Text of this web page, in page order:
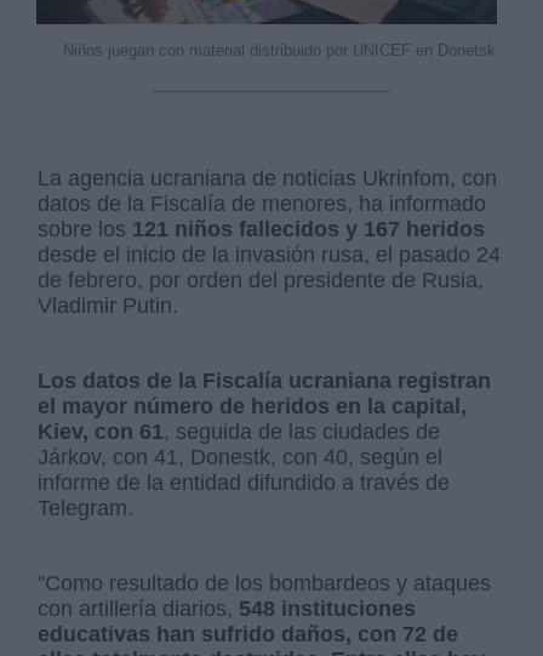
Niños juegan con material distribuido por UNICEF en Donetsk
La agencia ucraniana de noticias Ukrinfom, con
datos de la Fiscalía de menores, ha informado
sobre los 121 niños fallecidos y 167 heridos
desde el inicio de la invasión rusa, el pasado 24
de febrero, por orden del presidente de Rusia,
Vladimir Putin.
Los datos de la Fiscalía ucraniana registran
el mayor número de heridos en la capital,
Kiev, con 61, seguida de las ciudades de
Járkov, con 41, Donestk, con 40, según el
informe de la entidad difundido a través de
Telegram.
"Como resultado de los bombardeos y ataques
con artillería diarios, 548 instituciones
educativas han sufrido daños, con 72 de